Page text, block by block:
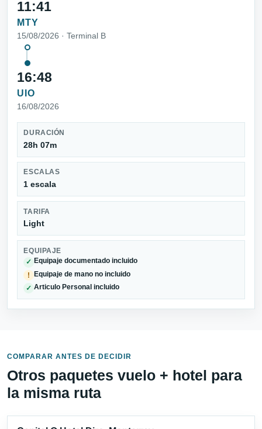
11:41
MTY
15/08/2026 · Terminal B
16:48
UIO
16/08/2026
DURACIÓN
28h 07m
ESCALAS
1 escala
TARIFA
Light
EQUIPAJE
✓ Equipaje documentado incluido
! Equipaje de mano no incluido
✓ Articulo Personal incluido
COMPARAR ANTES DE DECIDIR
Otros paquetes vuelo + hotel para
la misma ruta